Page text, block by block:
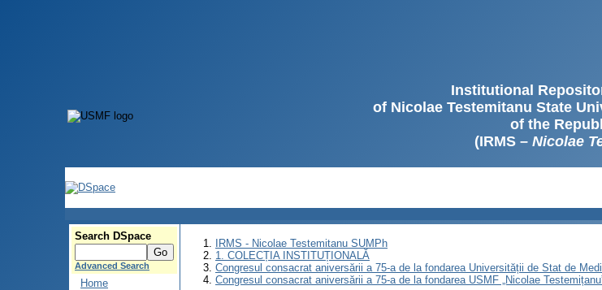
Institutional
of Nicolae Testemitanu State
of the
(IRMS – Nicolae
Search DSpace
Advanced Search
Home
IRMS - Nicolae Testemitanu SUMPh
1. COLECȚIA INSTITUȚIONALĂ
Congresul consacrat aniversării a 75-a de la fondarea Universității de Stat de
Congresul consacrat aniversării a 75-a de la fondarea USMF „Nicolae